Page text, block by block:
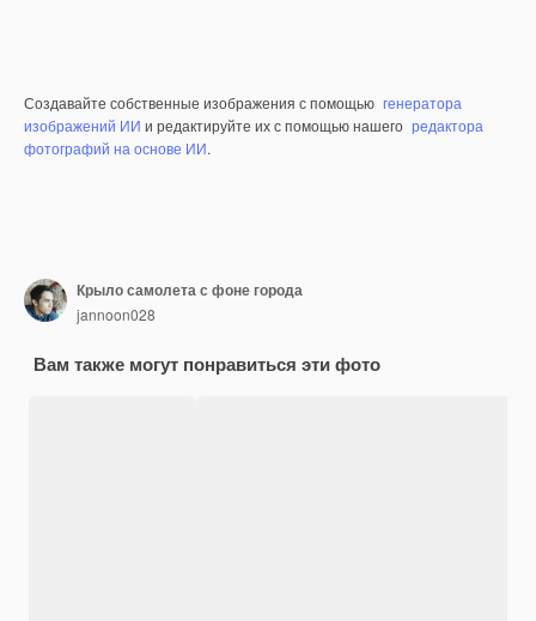
Создавайте собственные изображения с помощью генератора
изображений ИИ и редактируйте их с помощью нашего редактора
фотографий на основе ИИ.
Крыло самолета с фоне города
jannoon028
Вам также могут понравиться эти фото